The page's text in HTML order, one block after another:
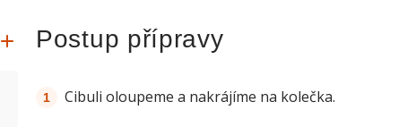
Postup přípravy
Cibuli oloupeme a nakrájíme na kolečka.